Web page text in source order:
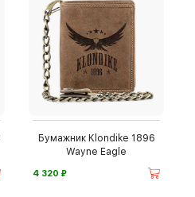
Бумажник Klondike 1896
Wayne Eagle
4 320 ⃏